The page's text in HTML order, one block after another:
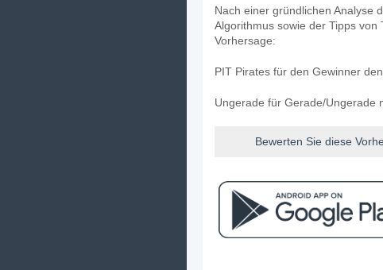
Nach einer gründlichen Analyse
Algorithmus sowie der Tipps von
Vorhersage:
PIT Pirates für den Gewinner
Ungerade für Gerade/Ungerade
Bewerten Sie diese